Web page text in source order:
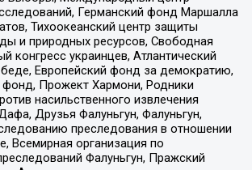
Германский фонд Маршалла
Тихоокеанский центр защиты
и природных ресурсов, Свободная
конгресс украинцев, Атлантический
Европейский фонд за демократию,
Прожект Хармони, Родники
насильственного извлечения
Друзья Фалуньгун, Фалуньгун,
преследования в отношении
Всемирная организация по
Фалуньгун, Пражский